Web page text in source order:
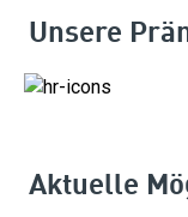
Unsere
Aktuelle